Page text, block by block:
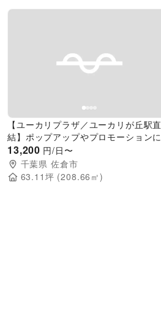
Previous slide
【ユーカリプラザ／ユーカリが丘駅直
結】ポップアップやプロモーション
した地域密着型の商業施設1階三越前の
イベントスペース(200㎡）
13,200 円/日〜
千葉県 佐倉市
63.11 坪 (208.66 ㎡)